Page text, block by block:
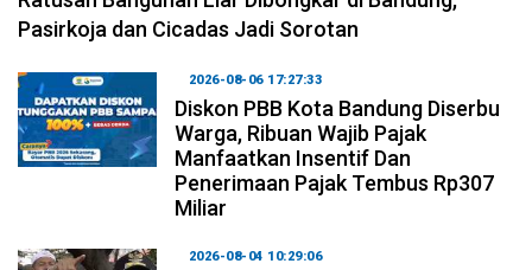
Pasirkoja dan Cicadas Jadi Sorotan
2026-08-06 17:27:33
Diskon PBB Kota Bandung Diserbu
Warga, Ribuan Wajib Pajak
Manfaatkan Insentif Dan
Penerimaan Pajak Tembus Rp307
Miliar
2026-08-04 10:29:06